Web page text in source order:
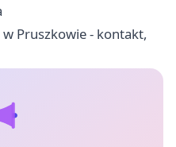
Pruszkowie - kontakt,